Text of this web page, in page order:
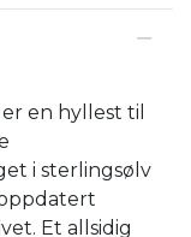
en hyllest til
i sterlingsølv
Et allsidig